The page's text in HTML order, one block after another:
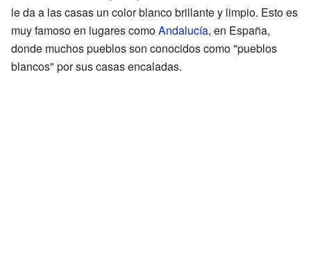
le da a las casas un color blanco brillante y limpio. Esto es
muy famoso en lugares comoAndalucía, en España,
donde muchos pueblos son conocidos como "pueblos
blancos" por sus casas encaladas.